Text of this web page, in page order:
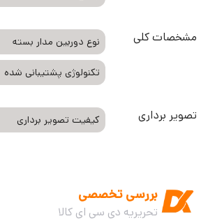
مشخصات کلی نوع دوربین مدار بسته
تکنولوژی پشتیبانی شده
تصویر برداری کیفیت تصویر برداری
بررسی تخصصی
تحریریه دی سی ای کالا